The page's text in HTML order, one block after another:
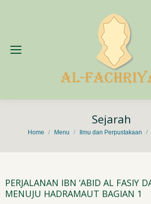
Sejarah
You are here:
Home Menu Ilmu dan Perpustakaan
PERJALANAN IBN ‘ABID AL FASIY
MENUJU HADRAMAUT BAGIAN 1